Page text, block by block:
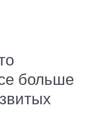
больше